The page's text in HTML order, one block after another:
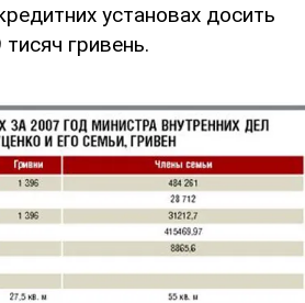
установах досить
гривень.